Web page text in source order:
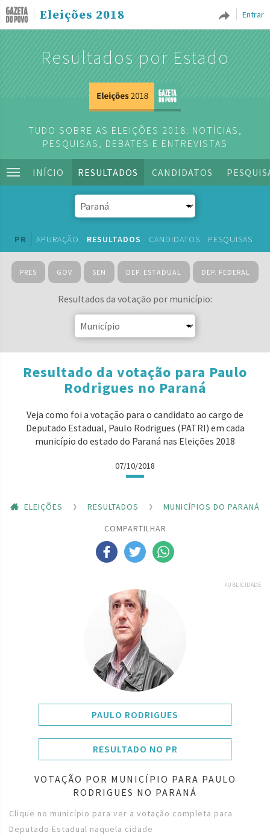
Entrar
Eleições 2018
Resultados por Estado
TUDO SOBRE AS ELEIÇÕES 2018: NOTÍCIAS,
PESQUISAS, DEBATES E ENTREVISTAS
INÍCIO RESULTADOS CANDIDATOS
PR APURAÇÃO RESULTADOS CANDIDATOS PESQUISAS
PRES GOV SEN DEP. ESTADUAL DEP. FEDERAL
Resultados da votação por município:
Resultado da votação para Paulo
Rodrigues no Paraná
Veja como foi a votação para o candidato ao cargo de
Deputado Estadual, Paulo Rodrigues (PATRI) em cada
município do estado do Paraná nas Eleições 2018
07/10/2018
ELEIÇÕES RESULTADOS
MUNICÍPIOS DO PARANÁ
COMPARTILHAR
PUBLICIDADE
PAULO RODRIGUES
RESULTADO NO PR
VOTAÇÃO POR MUNICÍPIO PARA PAULO
RODRIGUES NO PARANÁ
Clique no município para ver a votação completa para
Deputado Estadual naquela cidade